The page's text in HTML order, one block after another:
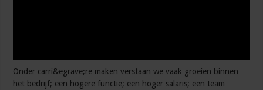
Onder carri&egrave;re maken verstaan we vaak groeien binnen
het bedrijf; een hogere functie; een hoger salaris; een team